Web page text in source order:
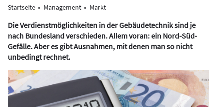
Startseite Management Markt
Die Verdienstmöglichkeiten in der Gebäudetechnik sind je
nach Bundesland verschieden. Allem voran: ein Nord-Süd-
Gefälle. Aber es gibt Ausnahmen, mit denen man so nicht
unbedingt rechnet.